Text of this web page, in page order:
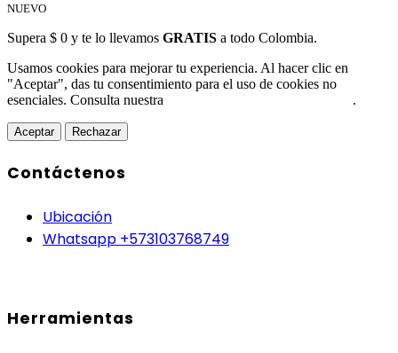
NUEVO
Supera $ 0 y te lo llevamos GRATIS a todo Colombia.
Usamos cookies para mejorar tu experiencia. Al hacer clic en
"Aceptar", das tu consentimiento para el uso de cookies no
esenciales. Consulta nuestra
.
Aceptar Rechazar
Contáctenos
Ubicación
Whatsapp +573103768749
Herramientas